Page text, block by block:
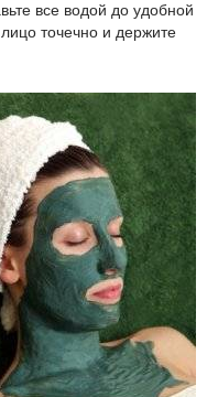
все водой до удобной
точечно и держите